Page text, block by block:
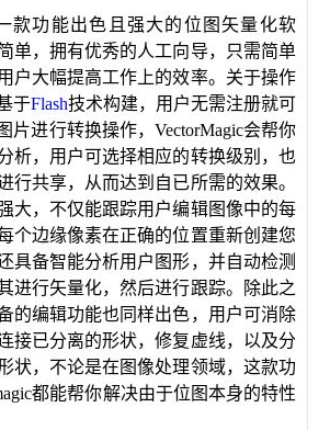
款功能出色且强大的位图矢量化软
单，拥有优秀的人工向导，只需简单
户大幅提高工作上的效率。关于操作
于Flash技术构建，用户无需注册就可
片进行转换操作，VectorMagic会帮你
析，用户可选择相应的转换级别，也
行共享，从而达到自已所需的效果。
大，不仅能跟踪用户编辑图像中的每
个边缘像素在正确的位置重新创建您
具备智能分析用户图形，并自动检测
进行矢量化，然后进行跟踪。除此之
的编辑功能也同样出色，用户可消除
接已分离的形状，修复虚线，以及分
状，不论是在图像处理领域，这款功
都能帮你解决由于位图本身的特性